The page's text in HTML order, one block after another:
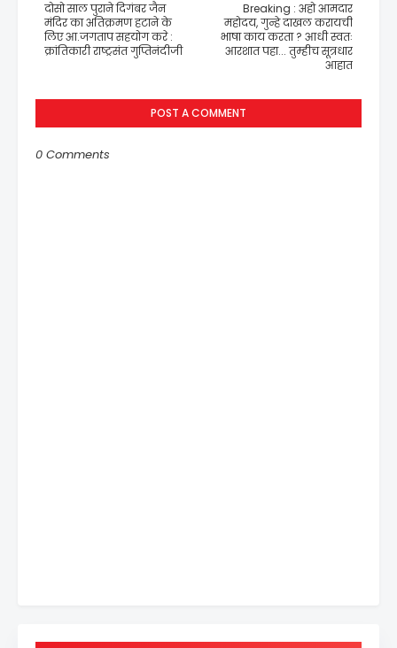
Breaking : अहो आमदार
महोदय, गुन्हे दाखल करायची
भाषा काय करता ? आधी स्वतः
आरशात पहा... तुम्हीच सूत्रधार
आहात
दोसो साल पुराने दिगंबर जैन
मंदिर का अतिक्रमण हटाने के
लिए आ.जगताप सहयोग करे :
क्रांतिकारी राष्ट्रसंत गुप्तिनंदीजी
POST A COMMENT
0 Comments